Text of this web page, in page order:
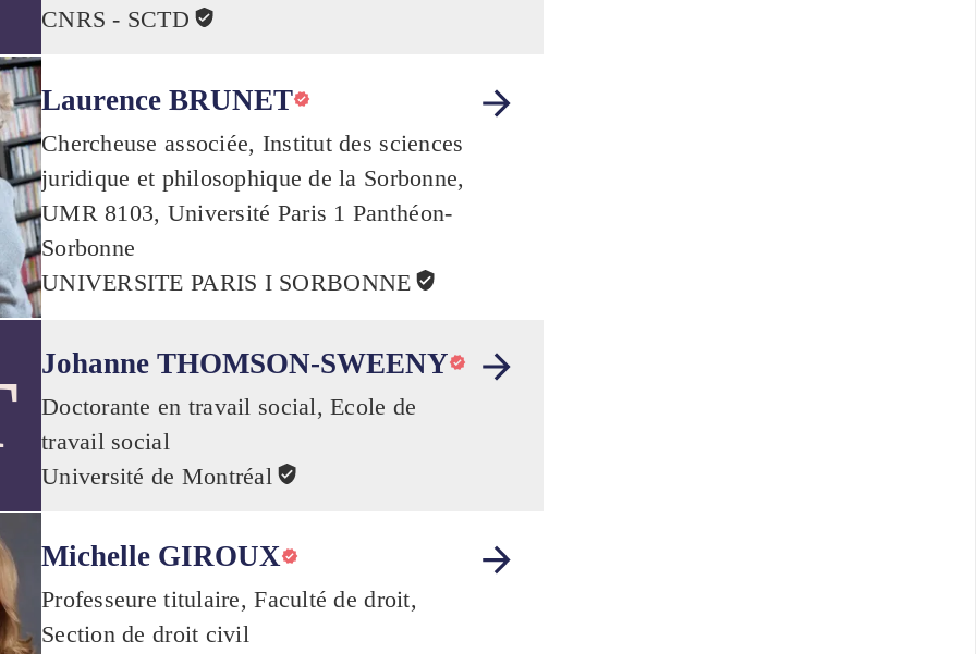
CNRS - SCTD
Laurence BRUNET
Chercheuse associée, Institut des sciences
juridique et philosophique de la Sorbonne,
UMR 8103, Université Paris 1 Panthéon-
Sorbonne
UNIVERSITE PARIS I SORBONNE
Johanne THOMSON-SWEENY
Doctorante en travail social, Ecole de
travail social
Université de Montréal
Michelle GIROUX
Professeure titulaire, Faculté de droit,
Section de droit civil